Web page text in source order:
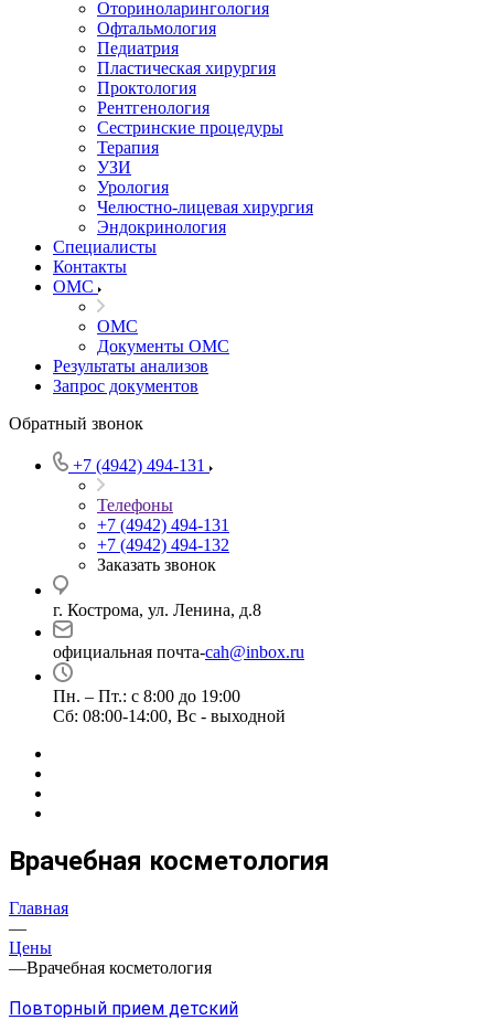
Оториноларингология
Офтальмология
Педиатрия
Пластическая хирургия
Проктология
Рентгенология
Сестринские процедуры
Терапия
УЗИ
Урология
Челюстно-лицевая хирургия
Эндокринология
Специалисты
Контакты
ОМС
ОМС
Документы ОМС
Результаты анализов
Запрос документов
Обратный звонок
+7 (4942) 494-131
Телефоны
+7 (4942) 494-131
+7 (4942) 494-132
Заказать звонок
г. Кострома, ул. Ленина, д.8
официальная почта-cah@inbox.ru
Пн. – Пт.: с 8:00 до 19:00
Сб: 08:00-14:00, Вс - выходной
Врачебная косметология
Главная
—
Цены
—Врачебная косметология
Повторный прием детский